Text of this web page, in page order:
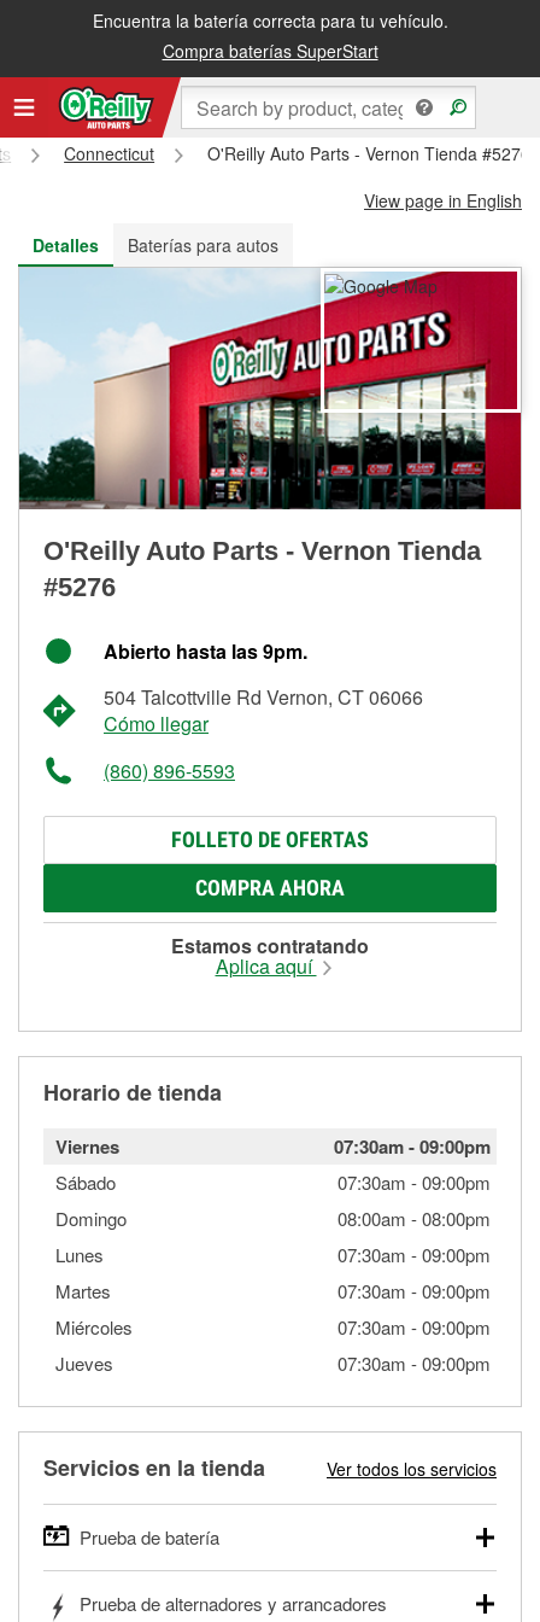
Encuentra la batería correcta para tu vehículo.
Compra baterías SuperStart
Recibe tu orden gratis al día siguiente o recógela en la tienda
Connecticut
O'Reilly Auto Parts - Vernon Tienda #5276
View page in English
Detalles
Baterías para autos
O'Reilly Auto Parts - Vernon Tienda
#5276
Abierto hasta las 9pm.
504 Talcottville Rd Vernon, CT 06066
Cómo llegar
(860) 896-5593
FOLLETO DE OFERTAS
COMPRA AHORA
Estamos contratando
Aplica aquí
Horario de tienda
Viernes 07:30am-09:00pm
Sábado 07:30am -09:00pm
Domingo
08:00am -08:00pm
Lunes
07:30am -09:00pm
Martes
07:30am -09:00pm
Miércoles
07:30am -09:00pm
Jueves
07:30am -09:00pm
Servicios en la tienda Ver todos los servicios
Prueba de batería
autos, camionetas, SUVs, vehículos comerciales y
Prueba de alternadores y arrancadores